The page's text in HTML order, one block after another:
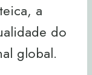
a
do
global.